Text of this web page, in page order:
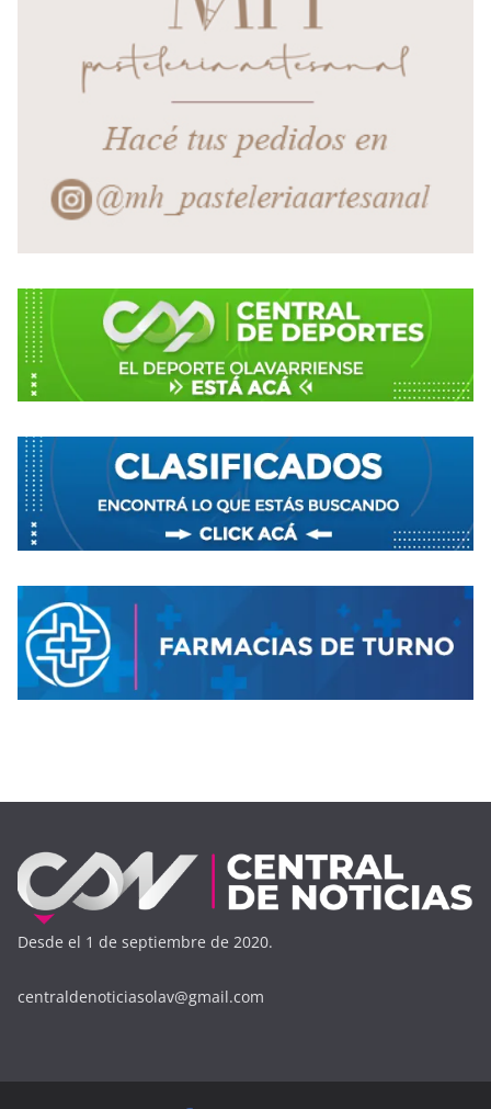
Desde el 1 de septiembre de 2020.
centraldenoticiasolav@gmail.com